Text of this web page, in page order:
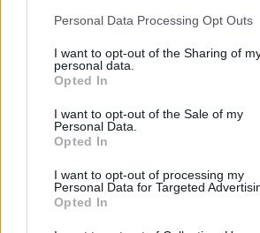
Please note that this website/app uses
not limited to your visit or usage
grant or deny consent to Google and its
use your data for below specified
consent section.
Personal Data Processing Opt Outs
I want to opt-out of the Sharing of
personal data.
Opted In
I want to opt-out of the Sale of my
Personal Data.
Opted In
I want to opt-out of processing my
Personal Data for Targeted
Opted In